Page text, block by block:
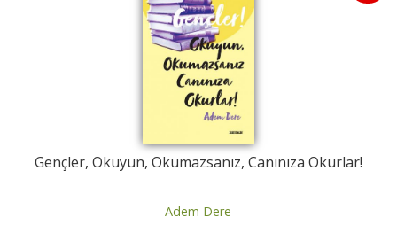
Gençler, Okuyun, Okumazsanız, Canınıza Okurlar!
Adem Dere